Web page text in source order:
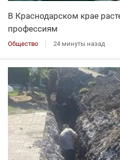
В Краснодарском крае
профессиям
Общество 24 минуты назад